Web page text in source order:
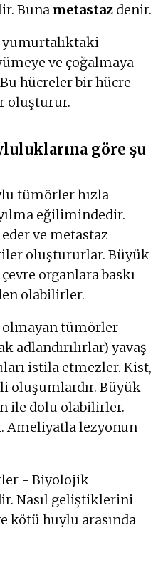
Buna metastaz denir.
ve çoğalmaya
hücreler bir hücre
oluşturur.
göre şu
tümörler hızla
eğilimindedir.
ve metastaz
oluştururlar. Büyük
organlara baskı
olabilirler.
tümörler
adlandırılırlar) yavaş
istila etmezler. Kist,
oluşumlardır. Büyük
ile dolu olabilirler.
Ameliyatla lezyonun
- Biyolojik
Nasıl geliştiklerini
kötü huylu arasında